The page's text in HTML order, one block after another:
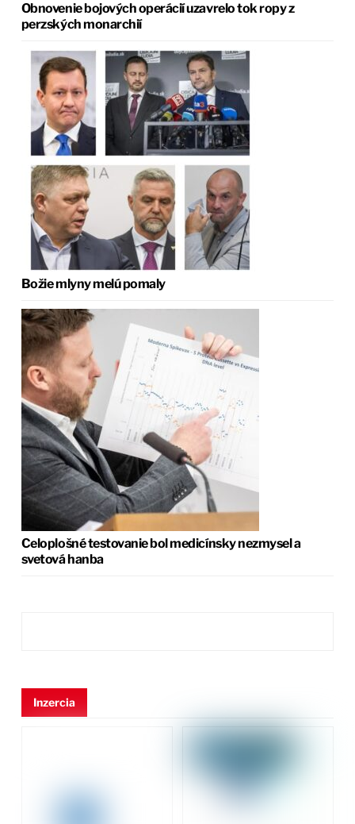
Obnovenie bojových operácií uzavrelo tok ropy z
perzských monarchií
Božie mlyny melú pomaly
Celoplošné testovanie bol medicínsky nezmysel a
svetová hanba
Inzercia